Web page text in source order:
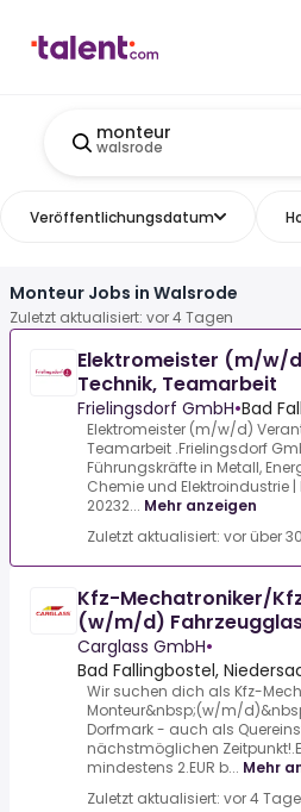
monteur
walsrode
Veröffentlichungsdatum
Monteur Jobs in Walsrode
Zuletzt aktualisiert: vor 4 Tagen
Elektromeister (m/w/
Technik, Teamarbeit
Frielingsdorf GmbH•Bad
Elektromeister (m/w/d)
Teamarbeit .Frielingsdorf
Führungskräfte in Metall,
Chemie und Elektroindustrie
20232... Mehr anzeigen
Zuletzt aktualisiert: vor über
Kfz-Mechatroniker/
(w/m/d)
auch als Quereinstieg -
Carglass GmbH•
Bad Fallingbostel,
Wir suchen dich als Kfz-
Monteur&nbsp;(w/m/
Dorfmark - auch als
nächstmöglichen
mindestens 2.EUR b... Mehr
Zuletzt aktualisiert: vor 4